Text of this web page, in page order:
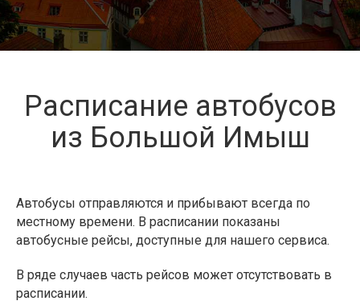
Расписание автобусов
из Большой Имыш
Автобусы отправляются и прибывают всегда по
местному времени. В расписании показаны
автобусные рейсы, доступные для нашего сервиса.
В ряде случаев часть рейсов может отсутствовать в
расписании.